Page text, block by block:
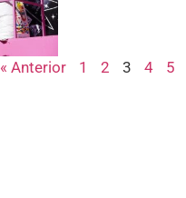
« Anterior 1 2 3 4 5